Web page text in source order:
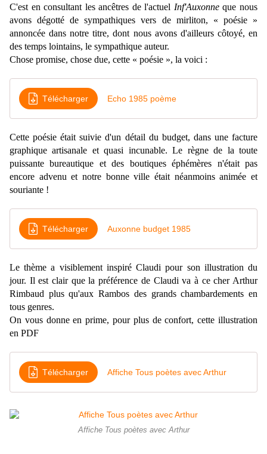
C'est en consultant les ancêtres de l'actuel Inf'Auxonneque nous
avons dégotté de sympathiques vers de mirliton, « poésie »
annoncée dans notre titre, dont nous avons d'ailleurs côtoyé, en
des temps lointains, le sympathique auteur.
Chose promise, chose due, cette « poésie », la voici :
Télécharger Echo 1985 poème
Cette poésie était suivie d'un détail du budget, dans une facture
graphique artisanale et quasi incunable. Le règne de la toute
puissante bureautique et des boutiques éphémères n'était pas
encore advenu et notre bonne ville était néanmoins animée et
souriante !
Télécharger Auxonne budget 1985
Le thème a visiblement inspiré Claudipour son illustration du
jour. Il est clair que la préférence de Claudi va à ce cher Arthur
Rimbaud plus qu'aux Rambos des grands chambardements en
tous genres.
On vous donne en prime, pour plus de confort, cette illustration
en PDF
Télécharger Affiche Tous poètes avec Arthur
Affiche Tous poètes avec Arthur